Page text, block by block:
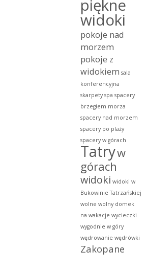
piękne
widoki
pokoje nad
morzem
pokoje z
widokiem sala
konferencyjna
skarpety spa spacery
brzegiem morza
spacery nad morzem
spacery po plaży
spacery w górach
Tatryw
górach
widoki widoki w
Bukowinie Tatrzańskiej
wolne wolny domek
na wakacje wycieczki
wygodnie w góry
wędrowanie wędrówki
Zakopane